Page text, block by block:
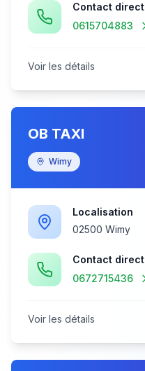
Contact direct
0615704883
Voir les détails
OB TAXI
Wimy
Localisation
02500 Wimy
Contact direct
0672715436
Voir les détails